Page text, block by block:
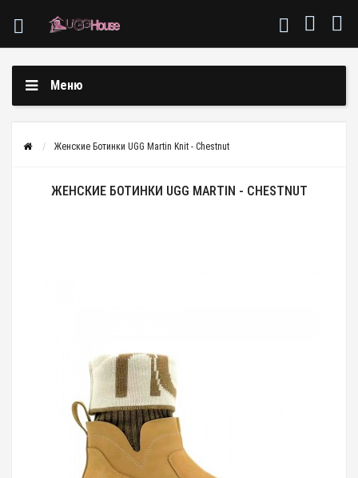
Меню
Женские Ботинки UGG Martin Knit - Chestnut
ЖЕНСКИЕ БОТИНКИ UGG MARTIN - CHESTNUT